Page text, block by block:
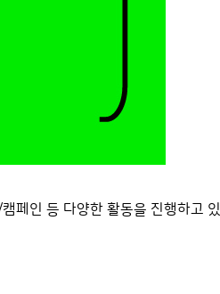
페인 등 다양한 활동을 진행하고